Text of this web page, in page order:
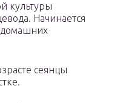
культуры
Начинается
сеянцы